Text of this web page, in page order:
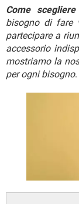
HARDWARE
INSTAGRAM
TIKTOK
HARDWARE
iOS
INSTAGRAM
TIKTOK
HARDWARE
COVID-19
INTRATTENIMENTO
iOS
INSTAGRAM
Come
bisogno di fare
partecipare a
accessorio
mostriamo la
per ogni bisogno.